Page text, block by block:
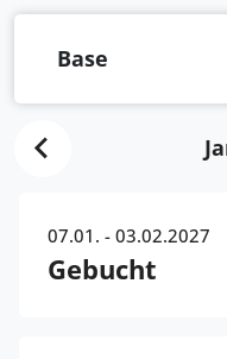
Base
07.01. - 03.02.2027
Gebucht